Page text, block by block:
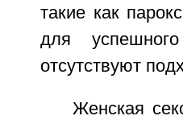
такие как
для
отсутствуют
Женская